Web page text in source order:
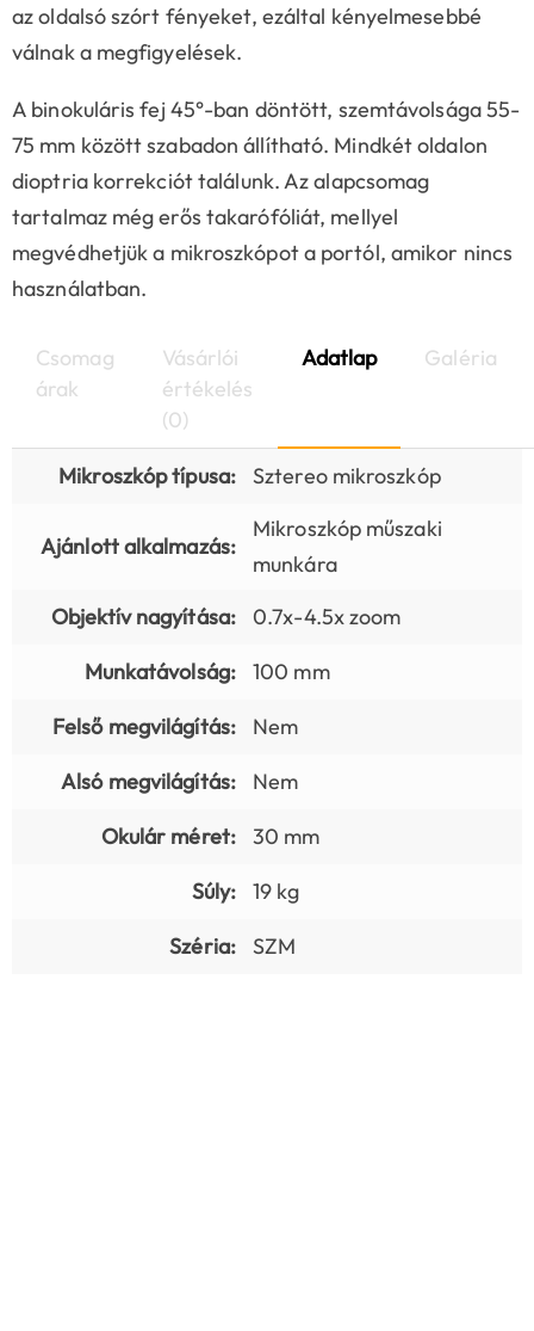
az oldalsó szórt fényeket, ezáltal kényelmesebbé
válnak a megfigyelések.
A binokuláris fej 45°-ban döntött, szemtávolsága 55-
75 mm között szabadon állítható. Mindkét oldalon
dioptria korrekciót találunk. Az alapcsomag
tartalmaz még erős takarófóliát, mellyel
megvédhetjük a mikroszkópot a portól, amikor nincs
használatban.
Csomag
árak
Vásárlói
értékelés
(0)
Adatlap Galéria
Mikroszkóp típusa: Sztereo mikroszkóp
Ajánlott alkalmazás:
Mikroszkóp műszaki
munkára
Objektív nagyítása:
0.7x-4.5x zoom
Munkatávolság:
100 mm
Felső megvilágítás:
Nem
Alsó megvilágítás:
Nem
Okulár méret:
30 mm
Súly:
19 kg
Széria:
SZM